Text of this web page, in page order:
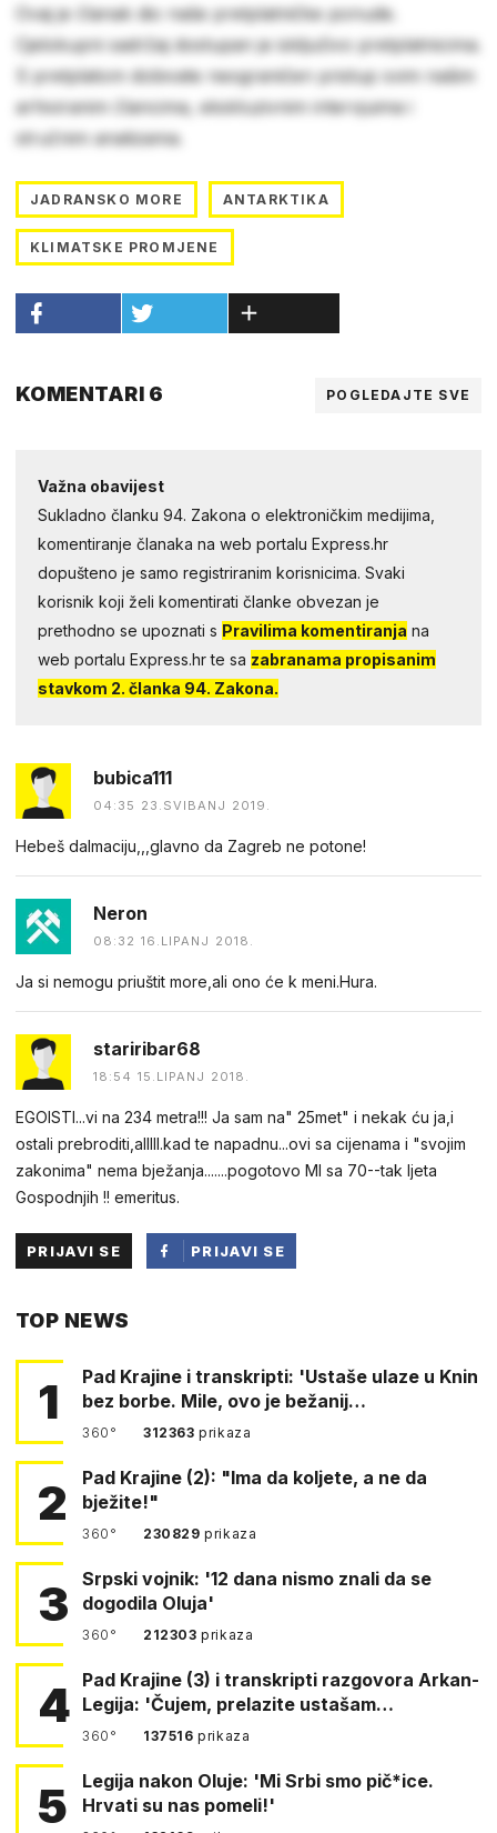
Ovaj je članak dio naše pretplatničke ponude.
Cjelokupni sadržaj dostupan je isključivo pretplatnicima.
S pretplatom dobivate neograničen pristup svim našim
arhiviranim člancima, ekskluzivnim intervjuima i
stručnim analizama.
JADRANSKO MORE ANTARKTIKA
KLIMATSKE PROMJENE
KOMENTARI 6 POGLEDAJTE SVE
Važna obavijest
Sukladno članku 94. Zakona o elektroničkim medijima,
komentiranje članaka na web portalu Express.hr
dopušteno je samo registriranim korisnicima. Svaki
korisnik koji želi komentirati članke obvezan je
prethodno se upoznati s Pravilima komentiranja na
web portalu Express.hr te sa zabranama propisanim
stavkom 2. članka 94. Zakona.
bubica111
04:35 23.SVIBANJ 2019.
Hebeš dalmaciju,,,glavno da Zagreb ne potone!
Neron
08:32 16.LIPANJ 2018.
Ja si nemogu priuštit more,ali ono će k meni.Hura.
stariribar68
18:54 15.LIPANJ 2018.
EGOISTI...vi na 234 metra!!! Ja sam na" 25met" i nekak ću ja,i
ostali prebroditi,alllll.kad te napadnu...ovi sa cijenama i "svojim
zakonima" nema bježanja.......pogotovo MI sa 70--tak ljeta
Gospodnjih !! emeritus.
PRIJAVI SE
PRIJAVI SE
TOP NEWS
1
Pad Krajine i transkripti: 'Ustaše ulaze u Knin
bez borbe. Mile, ovo je bežanij…
360° 312363prikaza
2
Pad Krajine (2): "Ima da koljete, a ne da
bježite!"
360° 230829prikaza
3
Srpski vojnik: '12 dana nismo znali da se
dogodila Oluja'
360° 212303prikaza
4 Pad Krajine (3) i transkripti razgovora Arkan-
Legija: 'Čujem, prelazite ustašam…
360° 137516prikaza
5
Legija nakon Oluje: 'Mi Srbi smo pič*ice.
Hrvati su nas pomeli!'